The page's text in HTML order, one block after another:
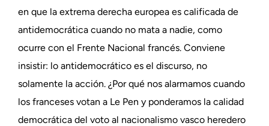
en que la extrema derecha europea es calificada de
antidemocrática cuando no mata a nadie, como
ocurre con el Frente Nacional francés. Conviene
insistir: lo antidemocrático es el discurso, no
solamente la acción. ¿Por qué nos alarmamos cuando
los franceses votan a Le Pen y ponderamos la calidad
democrática del voto al nacionalismo vasco heredero